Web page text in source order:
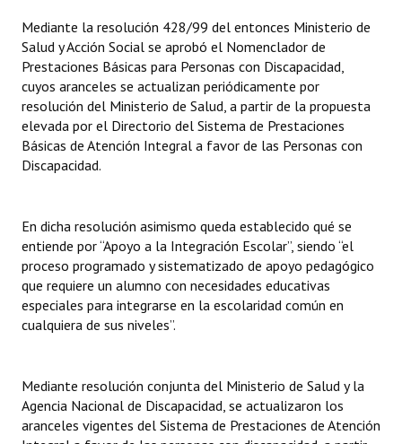
Mediante la resolución 428/99 del entonces Ministerio de
Salud y Acción Social se aprobó el Nomenclador de
Prestaciones Básicas para Personas con Discapacidad,
cuyos aranceles se actualizan periódicamente por
resolución del Ministerio de Salud, a partir de la propuesta
elevada por el Directorio del Sistema de Prestaciones
Básicas de Atención Integral a favor de las Personas con
Discapacidad.
En dicha resolución asimismo queda establecido qué se
entiende por “Apoyo a la Integración Escolar”, siendo “el
proceso programado y sistematizado de apoyo pedagógico
que requiere un alumno con necesidades educativas
especiales para integrarse en la escolaridad común en
cualquiera de sus niveles”.
Mediante resolución conjunta del Ministerio de Salud y la
Agencia Nacional de Discapacidad, se actualizaron los
aranceles vigentes del Sistema de Prestaciones de Atención